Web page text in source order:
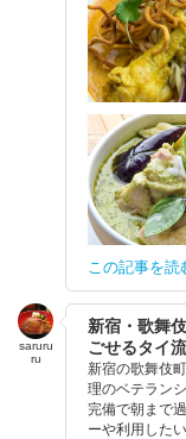
この記事を読
saruru
ru
新宿・歌舞
ごせるタイ
新宿の歌舞伎
理のベテラン
完備で朝まで
ーや利用した